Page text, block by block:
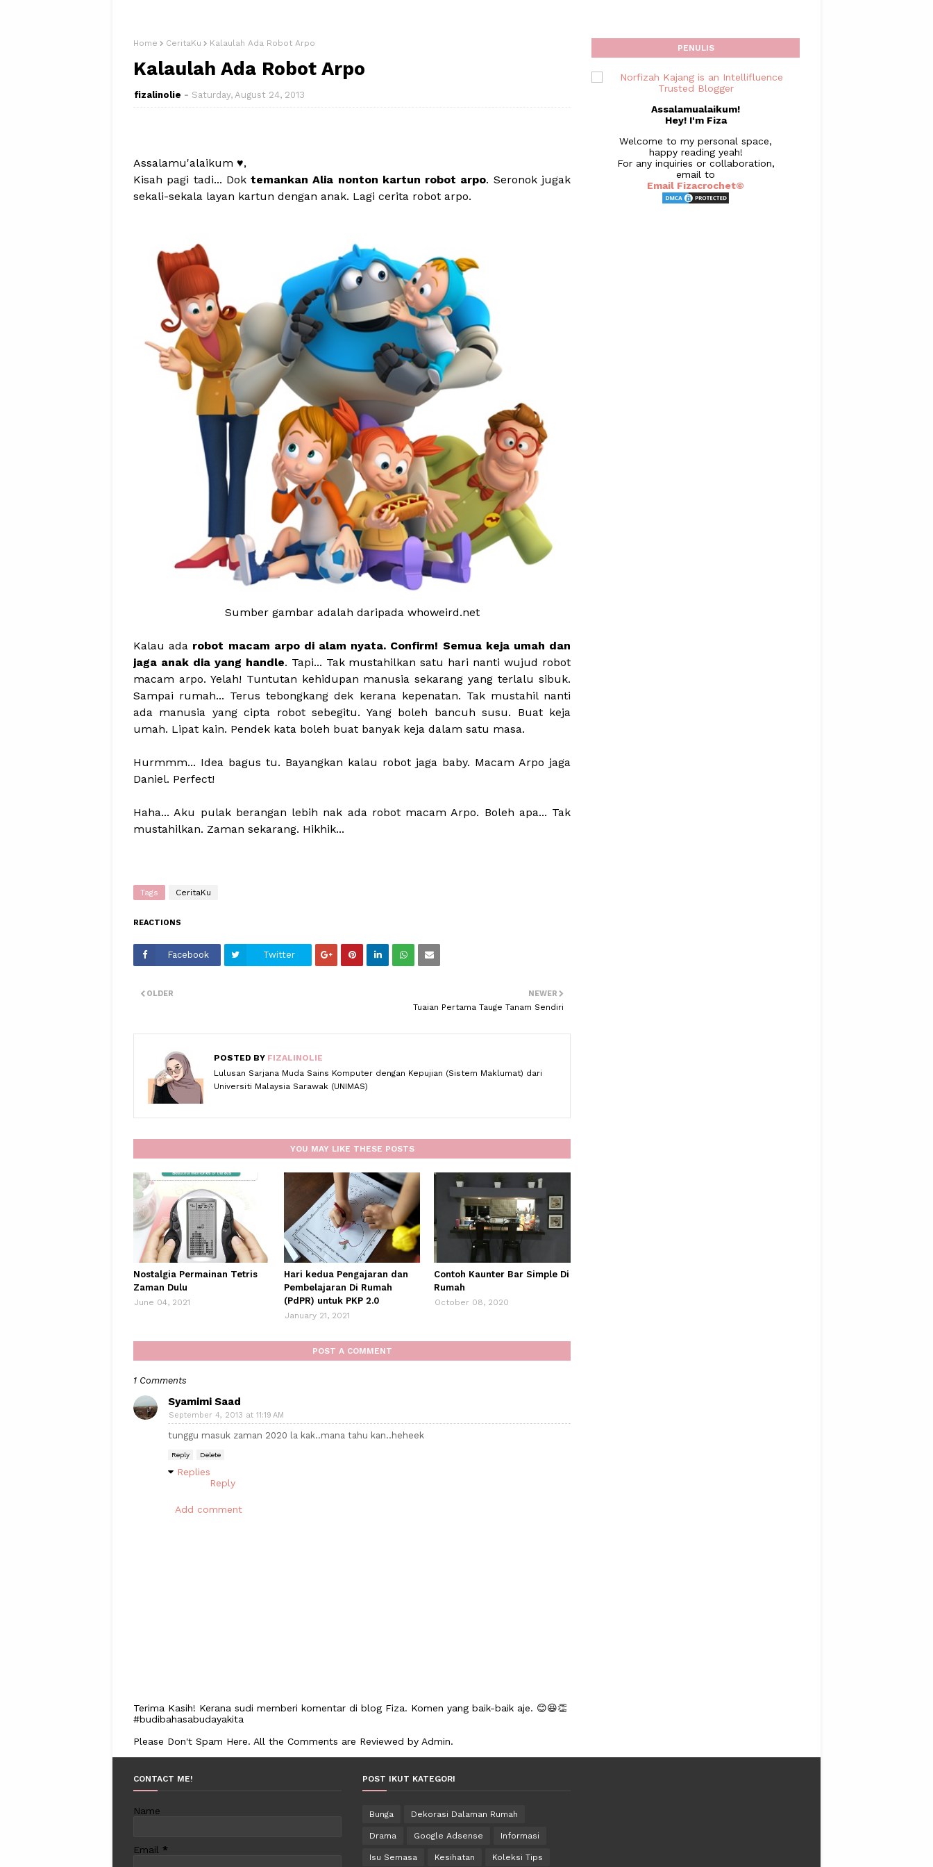
Home CeritaKu Kalaulah Ada Robot Arpo
Kalaulah Ada Robot Arpo
fizalinolie Saturday, August 24, 2013
Assalamu'alaikum ♥,
Kisah pagi tadi... Doktemankan Alia nonton kartun robot arpo. Seronok jugak
sekali-sekala layan kartun dengan anak. Lagi cerita robot arpo.
Sumber gambar adalah daripada whoweird.net
Kalau ada robot macam arpo di alam nyata. Confirm! Semua keja umah dan
jaga anak dia yang handle. Tapi... Tak mustahilkan satu hari nanti wujud robot
macam arpo. Yelah! Tuntutan kehidupan manusia sekarang yang terlalu sibuk.
Sampai rumah... Terus tebongkang dek kerana kepenatan. Tak mustahil nanti
ada manusia yang cipta robot sebegitu. Yang boleh bancuh susu. Buat keja
umah. Lipat kain. Pendek kata boleh buat banyak keja dalam satu masa.
Hurmmm... Idea bagus tu. Bayangkan kalau robot jaga baby. Macam Arpo jaga
Daniel. Perfect!
Haha... Aku pulak berangan lebih nak ada robot macam Arpo. Boleh apa... Tak
mustahilkan. Zaman sekarang. Hikhik...
Tags CeritaKu
REACTIONS
Facebook Twitter
NEWER
Tuaian Pertama Tauge Tanam Sendiri
OLDER
POSTED BY FIZALINOLIE
Lulusan Sarjana Muda Sains Komputer dengan Kepujian (Sistem Maklumat) dari
Universiti Malaysia Sarawak (UNIMAS)
YOU MAY LIKE THESE POSTS
Nostalgia Permainan Tetris
Zaman Dulu
June 04, 2021
Hari kedua Pengajaran dan
Pembelajaran Di Rumah
(PdPR) untuk PKP 2.0
January 21, 2021
Contoh Kaunter Bar Simple Di
Rumah
October 08, 2020
POST A COMMENT
1 Comments
Syamimi Saad
September 4, 2013 at 11:19 AM
tunggu masuk zaman 2020 la kak..mana tahu kan..heheek
Reply Delete
Replies
Reply
Add comment
Terima Kasih! Kerana sudi memberi komentar di blog Fiza. Komen yang baik-baik aje. 😊😆👏
#budibahasabudayakita
Please Don't Spam Here. All the Comments are Reviewed by Admin.
PENULIS
Assalamualaikum!
Hey! I'm Fiza
Welcome to my personal space,
happy reading yeah!
For any inquiries or collaboration,
email to
Email Fizacrochet©
CONTACT ME!
Name
Email *
POST IKUT KATEGORI
Bunga Dekorasi Dalaman Rumah
Drama Google Adsense Informasi
Isu Semasa Kesihatan Koleksi Tips